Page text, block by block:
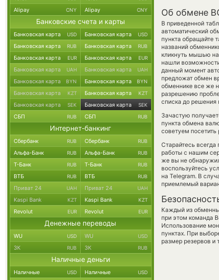
Об обмене
В приведенной
автоматический
пункта обращайте
названий
кликнуть мышью на
нашли
данный момент
предложат обмен
обменнике все же
разрешению
списка до
Зачастую
пункта обмена
советуем посетить
Старайтесь
работы с нашим
же вы не
воспользуйтесь
на Telegram. В
приемлемый
Каждый из
при этом команда
Использование
пунктах. При
размер резервов и
Alipay CNY Alipay CNY
Банковские счета и карты
Банковская карта USD Банковская карта USD
Банковская карта RUB Банковская карта RUB
Банковская карта EUR Банковская карта EUR
Банковская карта UAH Банковская карта UAH
Банковская карта BYN Банковская карта BYN
Банковская карта KZT Банковская карта KZT
Банковская карта SEK Банковская карта SEK
СБП RUB СБП RUB
Интернет-банкинг
Сбербанк RUB Сбербанк RUB
Альфа-Банк RUB Альфа-Банк RUB
Т-Банк RUB Т-Банк RUB
ВТБ RUB ВТБ RUB
Приват 24 UAH Приват 24 UAH
Kaspi Bank KZT Kaspi Bank KZT
Revolut EUR Revolut EUR
Денежные переводы
WU USD WU USD
ЗК RUB ЗК RUB
Наличные деньги
Наличные USD Наличные USD